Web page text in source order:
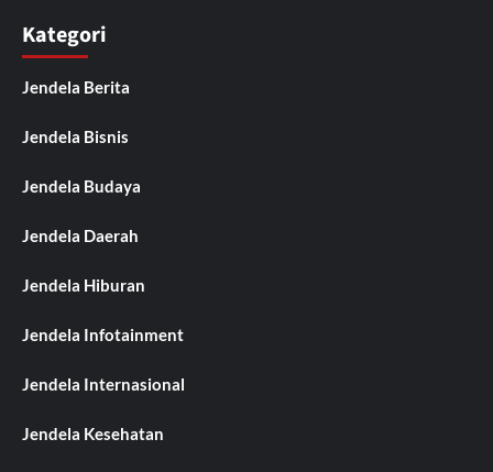
Kategori
Jendela Berita
Jendela Bisnis
Jendela Budaya
Jendela Daerah
Jendela Hiburan
Jendela Infotainment
Jendela Internasional
Jendela Kesehatan